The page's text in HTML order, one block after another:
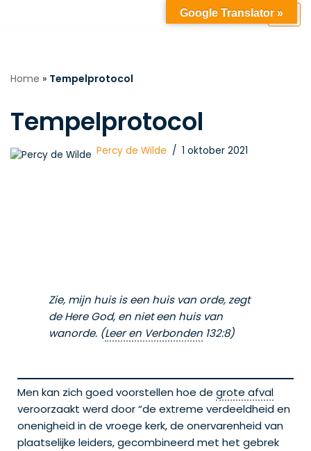
Home » Tempelprotocol
Tempelprotocol
Percy de Wilde 1 oktober 2021
Zie, mijn huis is een huis van orde, zegt
de Here God, en niet een huis van
wanorde. (Leer en Verbonden 132:8)
Men kan zich goed voorstellen hoe de grote afval
veroorzaakt werd door “de extreme verdeeldheid en
onenigheid in de vroege kerk, de onervarenheid van
plaatselijke leiders, gecombineerd met het gebrek
Google Translator »